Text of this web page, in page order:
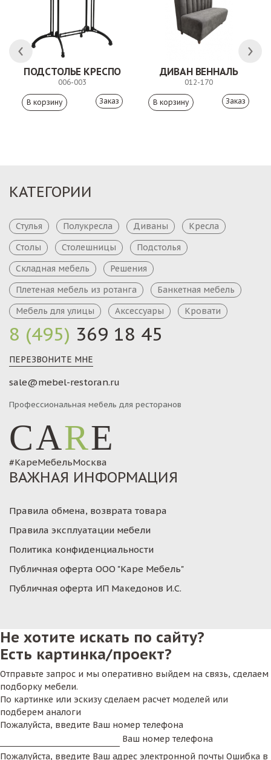
ПОДСТОЛЬЕ КРЕСПО
006-003
Заказ
ДИВАН ВЕННАЛЬ
012-170
Заказ
8 (495) 369 18 45
ПЕРЕЗВОНИТЕ МНЕ
sale@mebel-restoran.ru
Профессиональная мебель для ресторанов
CARE
#КареМебельМосква
КАТЕГОРИИ
Стулья Полукресла Диваны
Кресла
Столы
Столешницы
Подстолья
Складная мебель
Решения
Плетеная мебель из ротанга
Банкетная мебель
Мебель для улицы
Аксессуары Кровати
ВАЖНАЯ ИНФОРМАЦИЯ
Правила обмена, возврата товара
Правила эксплуатации мебели
Политика конфиденциальности
Публичная оферта ООО "Каре Мебель"
Публичная оферта ИП Македонов И.С.
Не хотите искать по сайту?
Есть картинка/проект?
Отправьте запрос и мы оперативно выйдем на связь, сделаем
подборку мебели.
По картинке или эскизу сделаем расчет моделей или
подберем аналоги
Пожалуйста, введите Ваш номер телефона
Ваш номер телефона
Пожалуйста, введите Ваш адрес электронной почты Ошибка в